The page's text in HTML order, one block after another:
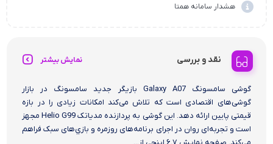
هشدار سامانه همتا
نقد و بررسی نمایش بیشتر
گوشی سامسونگ Galaxy A07 بازیگر جدید سامسونگ در بازار
گوشی‌های اقتصادی است که تلاش می‌کند امکانات زیادی را در بازه
قیمتی پایین ارائه دهد. این گوشی به پردازنده مدیاتک Helio G99 مجهز
است و تجربه‌ای روان در اجرای برنامه‌های روزمره و بازي‌های سبک فراهم